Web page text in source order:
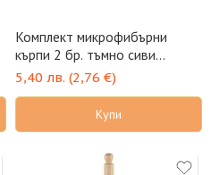
Комплект микрофибърни
кърпи 2 бр. тъмно сиви
BRABANTIA
5,40 лв. (2,76 €)
Купи